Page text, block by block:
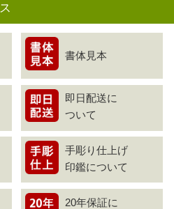
書体見本
即日配送に
ついて
手彫り仕上げ
印鑑について
20年保証に